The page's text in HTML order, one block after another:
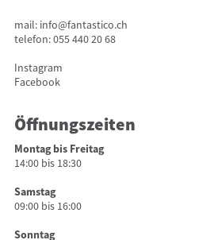
mail: info@fantastico.ch
telefon:055 440 20 68
Instagram
Facebook
Öffnungszeiten
Montag bis Freitag
14:00 bis 18:30
Samstag
09:00 bis 16:00
Sonntag